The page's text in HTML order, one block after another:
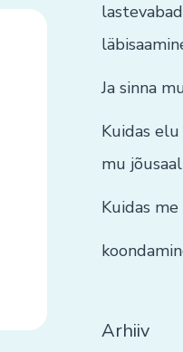
Ja sinna
Kuidas
mu
Kuidas
Arhiiv